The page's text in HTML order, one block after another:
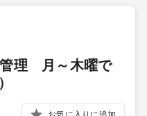
管理 月～木曜で